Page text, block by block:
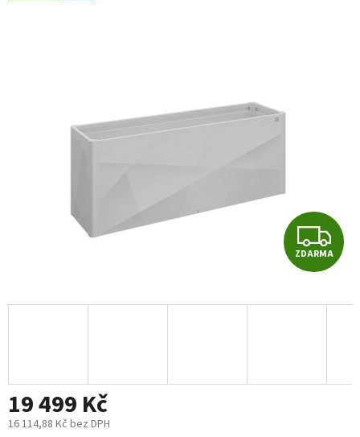
Z
D
A
ZDARMA
19 499 Kč
16 114,88 Kč bez DPH